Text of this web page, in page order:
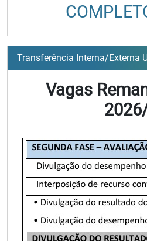
Transferência Interna/Externa
Vagas